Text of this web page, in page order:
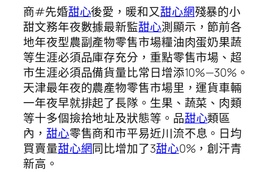
商#先婚甜心後愛，暖和又甜心網殘暴的小
甜文務年夜數據最新監甜心測顯示，節前各
地年夜型農副產物零售市場糧油肉蛋奶果蔬
等生涯必須品庫存充分，重點零售市場、超
市生涯必須品備貨量比常日增添10%—30%。
天津最年夜的農產物零售市場里，運貨車輛
一年夜早就排起了長隊。生果、蔬菜、肉類
等十多個撿拾地址及狀態等。品甜心類區
內， 甜心零售商和市平易近川流不息。日均
買賣量甜心網同比增加了3甜心0%，創汗青
新高。